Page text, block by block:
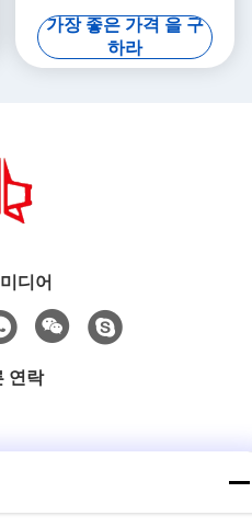
해 빠른 출력과 정밀 짜림의
완벽한 조합
가장 좋은 가격 을 구
하라
디어
연락